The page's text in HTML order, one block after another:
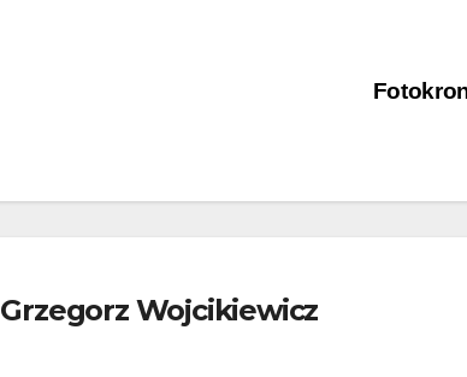
Grzegorz Wojcikiewicz